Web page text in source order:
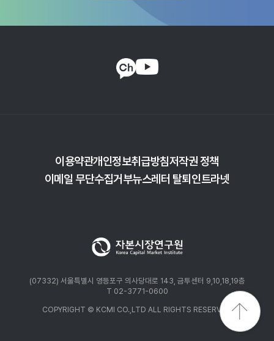
이용약관개인정보취급방침저작권 정책
이메일 무단수집거부뉴스레터 탈퇴 인트라넷
(07332) 서울특별시 영등포구 의사당대로 143, 금투센터 9,10,18,19층
T 02-3771-0600
COPYRIGHT © KCMI CO.,LTD ALL RIGHTS RESERVED.